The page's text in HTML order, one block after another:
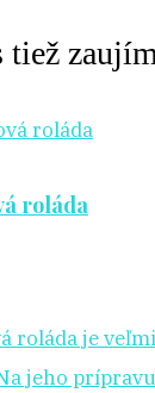
tiež
roláda
roláda je
jeho